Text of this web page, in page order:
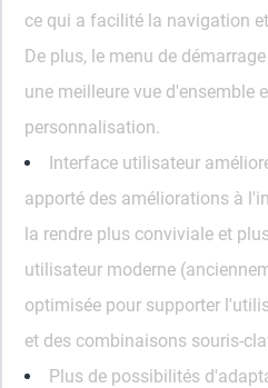
ce qui a facilité la navigation
De plus, le menu de
une meilleure vue d'ensemble
personnalisation.
Interface utilisateur
apporté des améliorations à
la rendre plus conviviale et
utilisateur moderne
optimisée pour supporter
et des combinaisons souris-
Plus de possibilités